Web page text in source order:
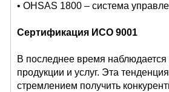
• OHSAS 1800 – система
Сертификация ИСО 9001
В последнее время наблюдается
продукции и услуг. Эта
стремлением получить